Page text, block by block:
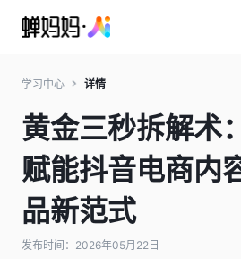
学习中心 详情
黄金三秒拆解术
赋能抖音电商内
品新范式
发布时间：2026年05月22日